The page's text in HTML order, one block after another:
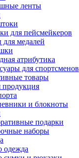
ленты
для пейсмейкеров
медалей
атрибутика
для спортсменов
товары
продукция
и блокноты
подарки
наборы
одежда